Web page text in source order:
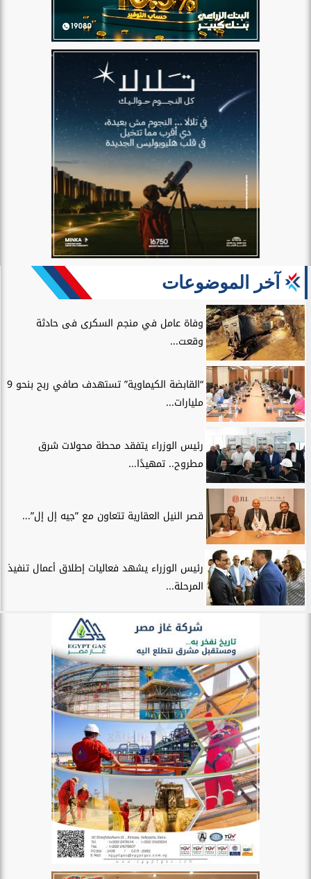
آخر الموضوعات
وفاة عامل في منجم السكرى فى حادثة
وقعت...
“القابضة الكيماوية” تستهدف صافي ربح بنحو 9
مليارات...
رئيس الوزراء يتفقد محطة محولات شرق
مطروح.. تمهيدًا...
قصر النيل العقارية تتعاون مع ”جيه إل إل”...
رئيس الوزراء يشهد فعاليات إطلاق أعمال تنفيذ
المرحلة...